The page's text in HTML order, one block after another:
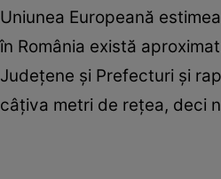
Uniunea Europeană
în România există
Judeţene şi Prefecturi şi
câţiva metri de reţea, deci